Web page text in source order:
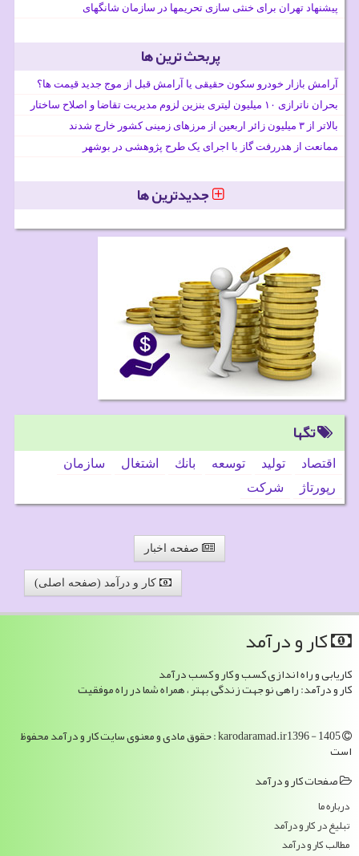
پیشنهاد تهران برای خنثی سازی تحریمها در سازمان شانگهای
پربحث ترین ها
آرامش بازار خودرو سکون حقیقی یا آرامش قبل از موج جدید قیمت ها؟
بحران ناترازی ۱۰ میلیون لیتری بنزین لزوم مدیریت تقاضا و اصلاح ساختار
بالاتر از ۳ میلیون زائر اربعین از مرزهای زمینی کشور خارج شدند
ممانعت از هدررفت گاز با اجرای یک طرح پژوهشی در بوشهر
جدیدترین ها
تگها
اقتصاد تولید توسعه بانك اشتغال
سازمان
رپورتاژ
شركت
صفحه اخبار
کار و درآمد (صفحه اصلی)
كار و درآمد
کاریابی و راه اندازی کسب و کار و کسب درآمد
کار و درآمد: راهی نو جهت زندگی بهتر ، همراه شما در راه موفقیت
karodaramad.ir1396 - 1405 : حقوق مادی و معنوی سایت كار و درآمد محفوظ
است
صفحات كار و درآمد
درباره ما
تبلیغ در كار و درآمد
مطالب كار و درآمد